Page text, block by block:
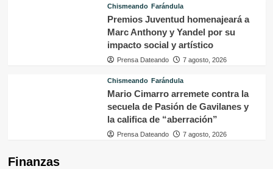
Chismeando Farándula
Premios Juventud homenajeará a
Marc Anthony y Yandel por su
impacto social y artístico
Prensa Dateando 7 agosto, 2026
Chismeando Farándula
Mario Cimarro arremete contra la
secuela de Pasión de Gavilanes y
la califica de “aberración”
Prensa Dateando 7 agosto, 2026
Finanzas